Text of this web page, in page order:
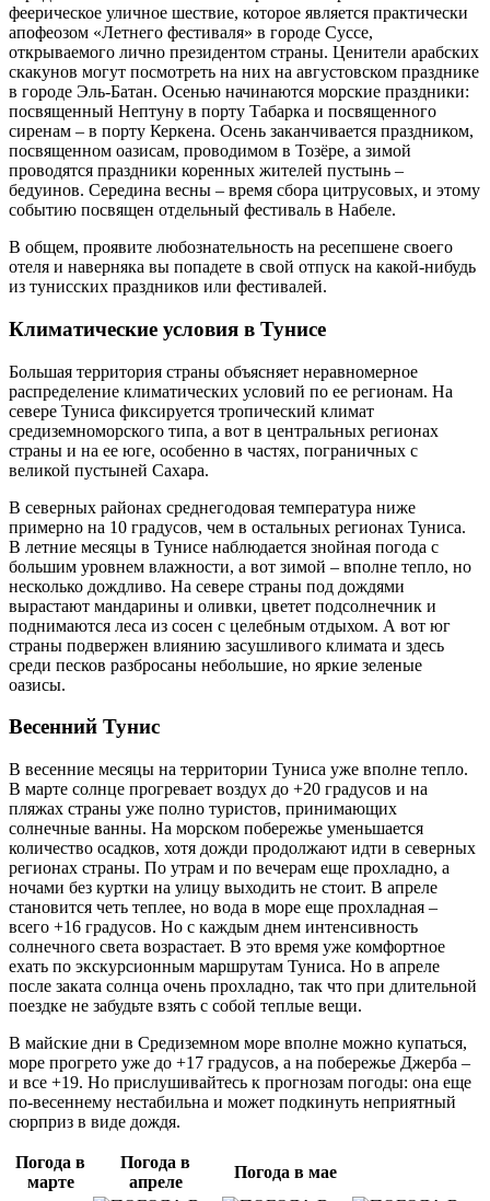
феерическое уличное шествие, которое является практически
апофеозом «Летнего фестиваля» в городе Суссе,
открываемого лично президентом страны. Ценители арабских
скакунов могут посмотреть на них на августовском празднике
в городе Эль-Батан. Осенью начинаются морские праздники:
посвященный Нептуну в порту Табарка и посвященного
сиренам – в порту Керкена. Осень заканчивается праздником,
посвященном оазисам, проводимом в Тозёре, а зимой
проводятся праздники коренных жителей пустынь –
бедуинов. Середина весны – время сбора цитрусовых, и этому
событию посвящен отдельный фестиваль в Набеле.
В общем, проявите любознательность на ресепшене своего
отеля и наверняка вы попадете в свой отпуск на какой-нибудь
из тунисских праздников или фестивалей.
Климатические условия в Тунисе
Большая территория страны объясняет неравномерное
распределение климатических условий по ее регионам. На
севере Туниса фиксируется тропический климат
средиземноморского типа, а вот в центральных регионах
страны и на ее юге, особенно в частях, пограничных с
великой пустыней Сахара.
В северных районах среднегодовая температура ниже
примерно на 10 градусов, чем в остальных регионах Туниса.
В летние месяцы в Тунисе наблюдается знойная погода с
большим уровнем влажности, а вот зимой – вполне тепло, но
несколько дождливо. На севере страны под дождями
вырастают мандарины и оливки, цветет подсолнечник и
поднимаются леса из сосен с целебным отдыхом. А вот юг
страны подвержен влиянию засушливого климата и здесь
среди песков разбросаны небольшие, но яркие зеленые
оазисы.
Весенний Тунис
В весенние месяцы на территории Туниса уже вполне тепло.
В марте солнце прогревает воздух до +20 градусов и на
пляжах страны уже полно туристов, принимающих
солнечные ванны. На морском побережье уменьшается
количество осадков, хотя дожди продолжают идти в северных
регионах страны. По утрам и по вечерам еще прохладно, а
ночами без куртки на улицу выходить не стоит. В апреле
становится четь теплее, но вода в море еще прохладная –
всего +16 градусов. Но с каждым днем интенсивность
солнечного света возрастает. В это время уже комфортное
ехать по экскурсионным маршрутам Туниса. Но в апреле
после заката солнца очень прохладно, так что при длительной
поездке не забудьте взять с собой теплые вещи.
В майские дни в Средиземном море вполне можно купаться,
море прогрето уже до +17 градусов, а на побережье Джерба –
и все +19. Но прислушивайтесь к прогнозам погоды: она еще
по-весеннему нестабильна и может подкинуть неприятный
сюрприз в виде дождя.
Погода в
марте
Погода в
апреле
Погода в мае